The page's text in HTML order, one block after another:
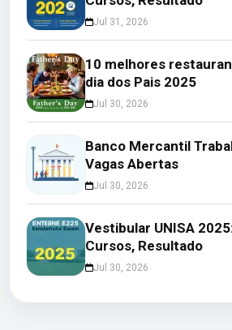
Jul 31, 2026
10 melhores
dia dos Pais 2025
Jul 30, 2026
Banco Mercantil
Vagas Abertas
Jul 30, 2026
Vestibular UNISA
Cursos, Resultado
Jul 30, 2026